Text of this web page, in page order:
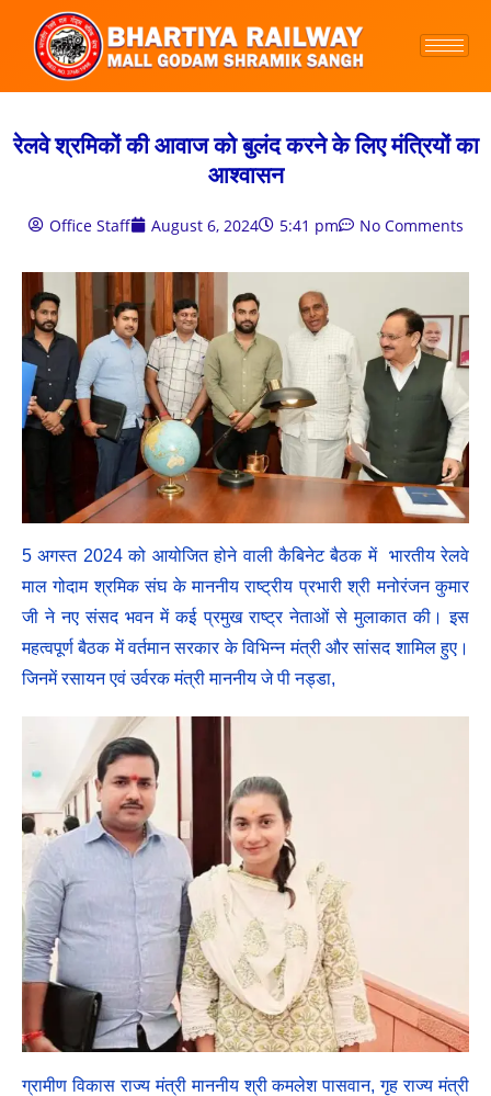
रेलवे श्रमिकों की आवाज को बुलंद करने के लिए मंत्रियों का
आश्वासन
Office Staff August 6, 2024 5:41 pm No Comments
5 अगस्त 2024 को आयोजित होने वाली कैबिनेट बैठक में भारतीय रेलवे
माल गोदाम श्रमिक संघ के माननीय राष्ट्रीय प्रभारी श्री मनोरंजन कुमार
जी ने नए संसद भवन में कई प्रमुख राष्ट्र नेताओं से मुलाकात की। इस
महत्वपूर्ण बैठक में वर्तमान सरकार के विभिन्न मंत्री और सांसद शामिल हुए।
जिनमें रसायन एवं उर्वरक मंत्री माननीय जे पी नड्डा,
ग्रामीण विकास राज्य मंत्री माननीय श्री कमलेश पासवान, गृह राज्य मंत्री